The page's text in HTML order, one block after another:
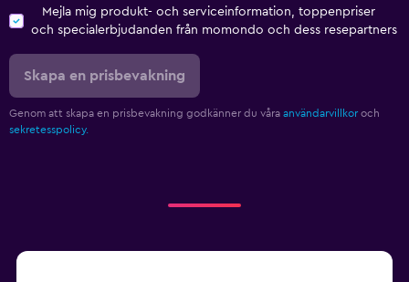
Mejla mig produkt- och serviceinformation, toppenpriser
och specialerbjudanden från momondo och dess resepartners
Skapa en prisbevakning
Genom att skapa en prisbevakning godkänner du våra användarvillkor och
sekretesspolicy.